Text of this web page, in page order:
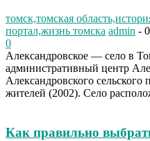
томск,томская
портал,жизнь томска admin -
0
Александровское — село в
административный центр
Александровского сельского
жителей (2002). Село
Как правильно